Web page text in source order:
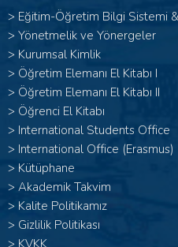
> Eğitim-Öğretim Bilgi Sistemi
> Yönetmelik ve Yönergeler
> Kurumsal Kimlik
> Öğretim Elemanı El Kitabı I
> Öğretim Elemanı El Kitabı II
> Öğrenci El Kitabı
> International Students Office
> International Office (Erasmus)
> Kütüphane
> Akademik Takvim
> Kalite Politikamız
> Gizlilik Politikası
> KVKK